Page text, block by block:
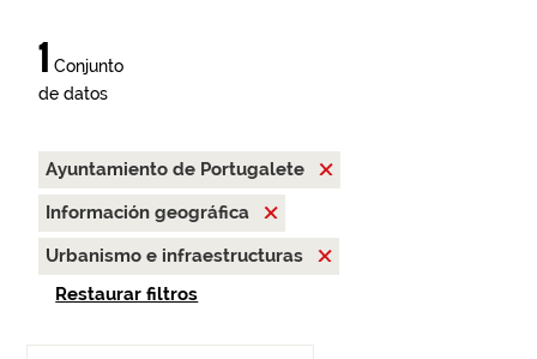
1 Conjunto
de datos
Ayuntamiento de Portugalete
Información geográfica
Urbanismo e infraestructuras
Restaurar filtros